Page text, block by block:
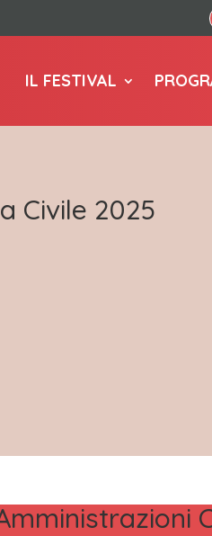
IL FESTIVAL
Civile 2025